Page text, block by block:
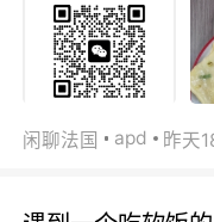
闲聊法国 apd 昨天